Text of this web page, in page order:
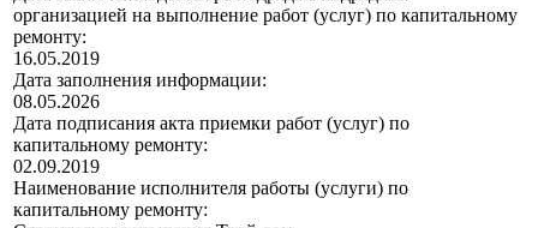
организацией на выполнение работ (услуг) по капитальному
ремонту:
16.05.2019
Дата заполнения информации:
08.05.2026
Дата подписания акта приемки работ (услуг) по
капитальному ремонту:
02.09.2019
Наименование исполнителя работы (услуги) по
капитальному ремонту: